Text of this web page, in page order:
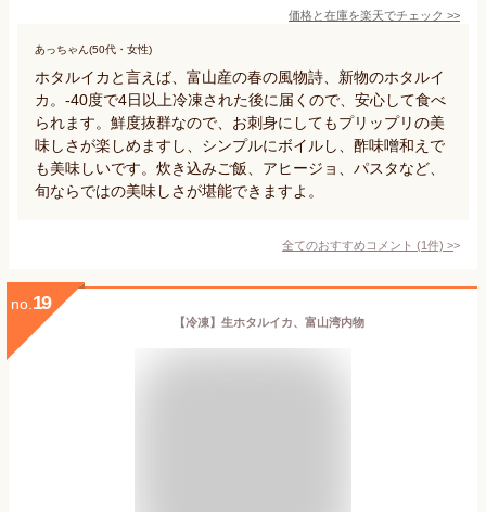
価格と在庫を楽天でチェック >>
あっちゃん(50代・女性)
ホタルイカと言えば、富山産の春の風物詩、新物のホタルイ
カ。-40度で4日以上冷凍された後に届くので、安心して食べ
られます。鮮度抜群なので、お刺身にしてもプリップリの美
味しさが楽しめますし、シンプルにボイルし、酢味噌和えで
も美味しいです。炊き込みご飯、アヒージョ、パスタなど、
旬ならではの美味しさが堪能できますよ。
全てのおすすめコメント (1件) >
no. 19
【冷凍】生ホタルイカ、富山湾内物